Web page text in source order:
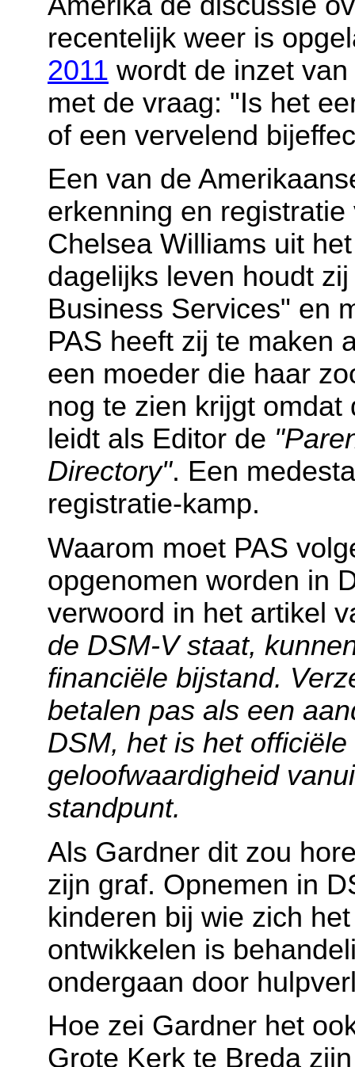
recentelijk weer is
2011 wordt de inzet
met de vraag: "Is het
of een vervelend
Een van de
erkenning en
Chelsea Williams uit
dagelijks leven houdt
Business Services" en
PAS heeft zij te maken
een moeder die haar
nog te zien krijgt
leidt als Editor de
Directory". Een
registratie-kamp.
Waarom moet PAS
opgenomen worden in
verwoord in het artikel
de DSM-V staat,
financiële bijstand.
betalen pas als een
DSM, het is het
geloofwaardigheid
standpunt.
Als Gardner dit zou
zijn graf. Opnemen in
kinderen bij wie zich
ontwikkelen is
ondergaan door
Hoe zei Gardner het
Grote Kerk te Breda